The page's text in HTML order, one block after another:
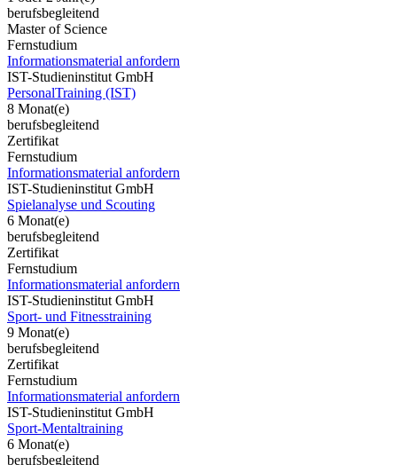
berufsbegleitend
Master of Science
Fernstudium
Informationsmaterial anfordern
IST-Studieninstitut GmbH
PersonalTraining (IST)
8 Monat(e)
berufsbegleitend
Zertifikat
Fernstudium
Informationsmaterial anfordern
IST-Studieninstitut GmbH
Spielanalyse und Scouting
6 Monat(e)
berufsbegleitend
Zertifikat
Fernstudium
Informationsmaterial anfordern
IST-Studieninstitut GmbH
Sport- und Fitnesstraining
9 Monat(e)
berufsbegleitend
Zertifikat
Fernstudium
Informationsmaterial anfordern
IST-Studieninstitut GmbH
Sport-Mentaltraining
6 Monat(e)
berufsbegleitend